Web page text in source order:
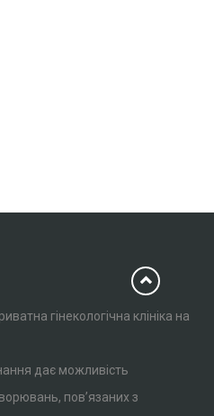
гінекологічна клініка на
дає можливість
пов’язаних з